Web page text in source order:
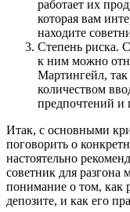
работает их
которая вам
находите
Степень риска.
к ним можно
Мартингейл,
количеством
предпочтений и
Итак, с основными
поговорить о
настоятельно
советник для разгона
понимание о том, как
депозите, и как его